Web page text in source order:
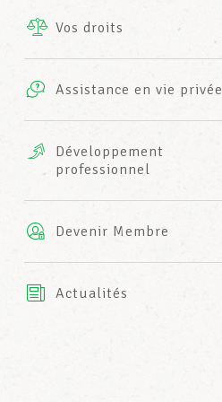
INFO-CENTER
Vos droits
Assistance en vie privée
complémentaires
AXA
Développement
professionnel
Devenir Membre
Actualités